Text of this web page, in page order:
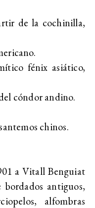
de la cochinilla,
fénix asiático,
cóndor andino.
chinos.
a Vitall Benguiat
antiguos,
alfombras